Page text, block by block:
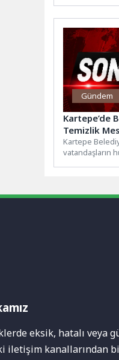
Gündem
Kartepe’de
Temizlik
Kartepe
vatandaşların
eksik, hatalı veya
iletişim kanallarından